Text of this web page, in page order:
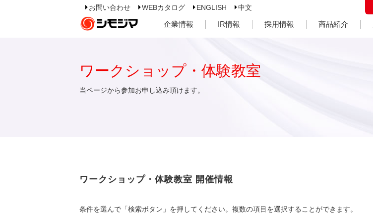
お問い合わせ WEBカタログ ENGLISH 中文
企業情報 IR情報 採用情報 商品紹介
ワークショップ・体験教室
当ページから参加お申し込み頂けます。
ワークショップ・体験教室 開催情報
条件を選んで「検索ボタン」を押してください。複数の項目を選択することができます。